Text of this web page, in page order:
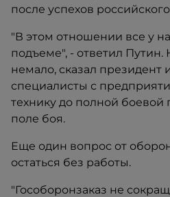
после успехов
"В этом отношении все у
подъеме", - ответил Путин.
немало, сказал президент
специалисты с
технику до полной боевой
поле боя.
Еще один вопрос от
остаться без работы.
"Гособоронзаказ не